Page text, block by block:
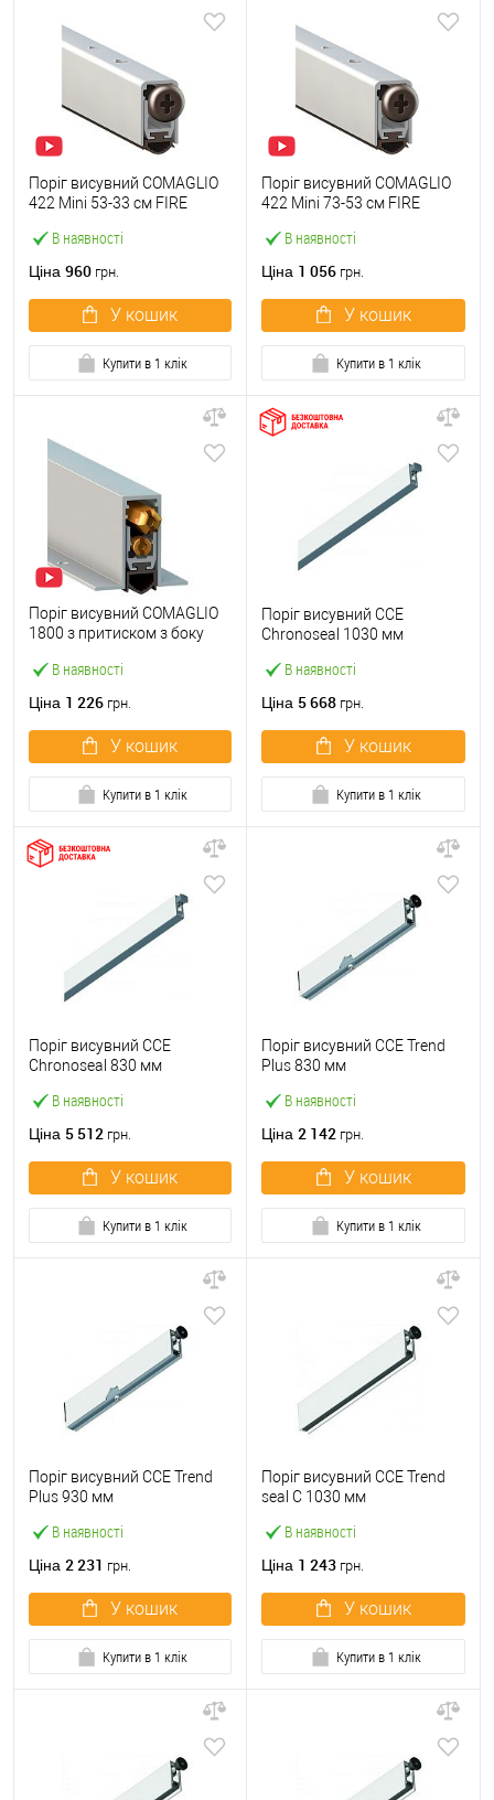
В наявності
Поріг висувний COMAGLIO
422 Mini 53-33 cм FIRE
Ціна 960 грн.
У кошик
Купити в 1 клік
В наявності
Поріг висувний COMAGLIO
422 Mini 73-53 cм FIRE
Ціна 1 056 грн.
У кошик
Купити в 1 клік
В наявності
Поріг висувний COMAGLIO
1800 з притиском з боку
Ціна 1 226 грн.
У кошик
Купити в 1 клік
В наявності
Поріг висувний CCE
Chronoseal 1030 мм
Ціна 5 668 грн.
У кошик
Купити в 1 клік
В наявності
Поріг висувний CCE
Chronoseal 830 мм
Ціна 5 512 грн.
У кошик
Купити в 1 клік
В наявності
Поріг висувний CCE Trend
Plus 830 мм
Ціна 2 142 грн.
У кошик
Купити в 1 клік
В наявності
Поріг висувний CCE Trend
Plus 930 мм
Ціна 2 231 грн.
У кошик
Купити в 1 клік
В наявності
Поріг висувний CCE Trend
seal С 1030 мм
Ціна 1 243 грн.
У кошик
Купити в 1 клік